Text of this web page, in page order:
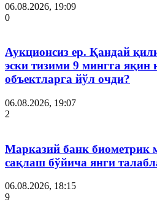
06.08.2026, 19:09
0
Аукционсиз ер. Қандай
эски тизими 9 мингга яқин
объектларга йўл очди?
06.08.2026, 19:07
2
Марказий банк биометрик
сақлаш бўйича янги
06.08.2026, 18:15
9